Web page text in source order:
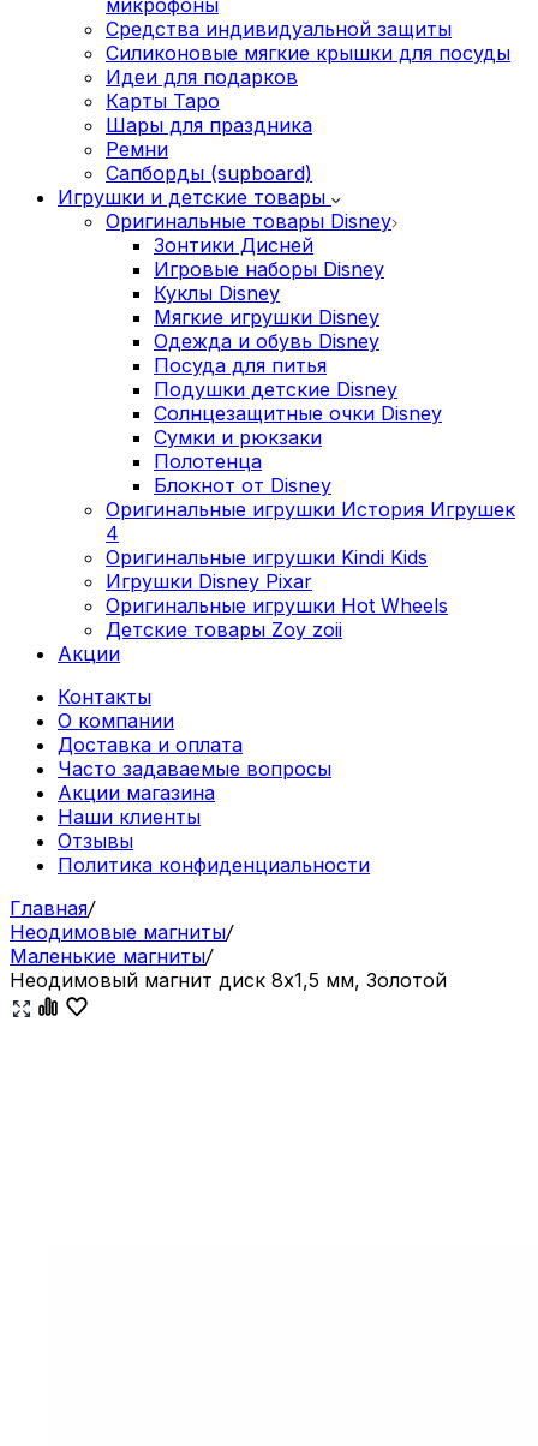
Средства индивидуальной защиты
Силиконовые мягкие крышки для посуды
Идеи для подарков
Карты Таро
Шары для праздника
Ремни
Сапборды (supboard)
Игрушки и детские товары
Оригинальные товары Disney
Зонтики Дисней
Игровые наборы Disney
Куклы Disney
Мягкие игрушки Disney
Одежда и обувь Disney
Посуда для питья
Подушки детские Disney
Cолнцезащитные очки Disney
Сумки и рюкзаки
Полотенца
Блокнот от Disney
Оригинальные игрушки История Игрушек
4
Оригинальные игрушки Kindi Kids
Игрушки Disney Pixar
Оригинальные игрушки Hot Wheels
Детские товары Zoy zoii
Акции
Контакты
О компании
Доставка и оплата
Часто задаваемые вопросы
Акции магазина
Наши клиенты
Отзывы
Политика конфиденциальности
Главная/
Неодимовые магниты/
Маленькие магниты/
Неодимовый магнит диск 8х1,5 мм, Золотой